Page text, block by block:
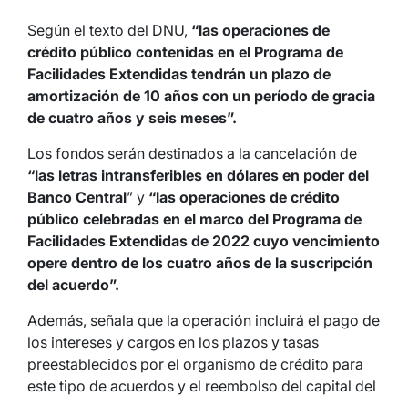
Según el texto del DNU, “las operaciones de
crédito público contenidas en el Programa de
Facilidades Extendidas tendrán un plazo de
amortización de 10 años con un período de gracia
de cuatro años y seis meses”.
Los fondos serán destinados a la cancelación de
“las letras intransferibles en dólares en poder del
Banco Central” y “las operaciones de crédito
público celebradas en el marco del Programa de
Facilidades Extendidas de 2022 cuyo vencimiento
opere dentro de los cuatro años de la suscripción
del acuerdo”.
Además, señala que la operación incluirá el pago de
los intereses y cargos en los plazos y tasas
preestablecidos por el organismo de crédito para
este tipo de acuerdos y el reembolso del capital del